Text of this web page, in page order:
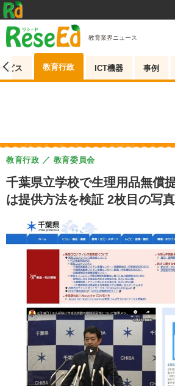
教育業界ニュース
ビス 教育行政 ICT機器 事例
千葉県立学校で生理用品無償
は提供方法を検証 2枚目の写
教育行政 教育委員会